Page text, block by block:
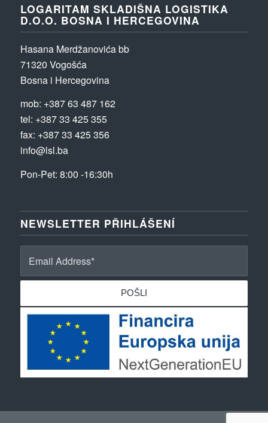
LOGARITAM SKLADIŠNA LOGISTIKA
D.O.O. BOSNA I HERCEGOVINA
Hasana Merdžanovića bb
71320 Vogošća
Bosna i Hercegovina
mob: +387 63 487 162
tel: +387 33 425 355
fax: +387 33 425 356
info@lsl.ba
Pon-Pet: 8:00 -16:30h
NEWSLETTER PŘIHLÁŠENÍ